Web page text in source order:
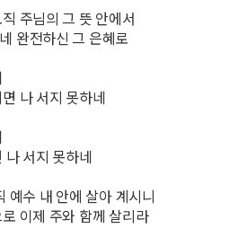
주님의 그 뜻 안에서
완전하신 그 은혜로
나 서지 못하네
나 서지 못하네
예수 내 안에 살아 계시니
이제 주와 함께 살리라